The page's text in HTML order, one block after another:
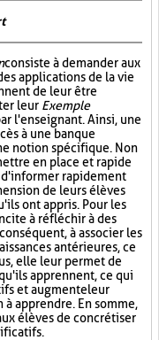
consiste à demander aux
applications de la vie
de leur être
leur Exemple
l'enseignant. Ainsi, une
à une banque
notion spécifique. Non
en place et rapide
d'informer rapidement
de leurs élèves
ont appris. Pour les
à réfléchir à des
à associer les
antérieures, ce
elle leur permet de
apprennent, ce qui
et augmente leur
apprendre. En somme,
élèves de concrétiser